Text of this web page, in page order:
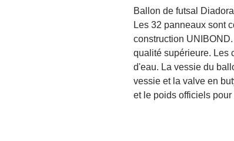
Ballon de futsal
Les 32 panneaux sont
construction
qualité supérieure. Les
d'eau. La vessie du
vessie et la valve en
et le poids officiels pour